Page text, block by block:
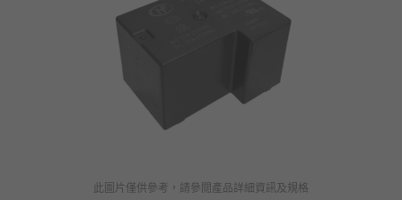
此圖片僅供參考，請參閲產品詳細資訊及規格